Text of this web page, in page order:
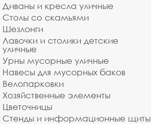
Диваны и кресла уличные
Столы со скамьями
Шезлонги
Лавочки и столики детские
уличные
Урны мусорные уличные
Навесы для мусорных баков
Велопарковки
Хозяйственные элементы
Цветочницы
Стенды и информационные щиты